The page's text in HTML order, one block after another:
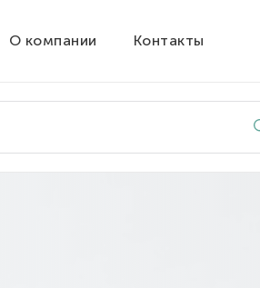
О компании Контакты